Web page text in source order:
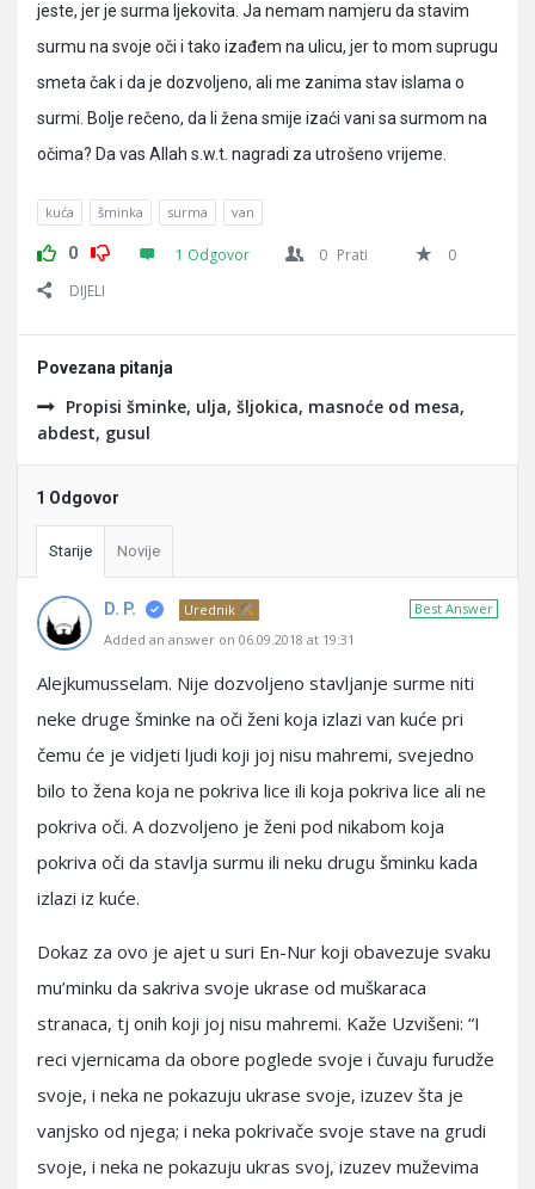
jeste, jer je surma ljekovita. Ja nemam namjeru da stavim
surmu na svoje oči i tako izađem na ulicu, jer to mom suprugu
smeta čak i da je dozvoljeno, ali me zanima stav islama o
surmi. Bolje rečeno, da li žena smije izaći vani sa surmom na
očima? Da vas Allah s.w.t. nagradi za utrošeno vrijeme.
kuća šminka surma van
0 1 Odgovor 0 Prati
0
DIJELI
Povezana pitanja
Propisi šminke, ulja, šljokica, masnoće od mesa,
abdest, gusul
1 Odgovor
Starije Novije
Best Answer
D. P.
Urednik
Added an answer on 06.09.2018 at 19:31
Alejkumusselam. Nije dozvoljeno stavljanje surme niti
neke druge šminke na oči ženi koja izlazi van kuće pri
čemu će je vidjeti ljudi koji joj nisu mahremi, svejedno
bilo to žena koja ne pokriva lice ili koja pokriva lice ali ne
pokriva oči. A dozvoljeno je ženi pod nikabom koja
pokriva oči da stavlja surmu ili neku drugu šminku kada
izlazi iz kuće.
Dokaz za ovo je ajet u suri En-Nur koji obavezuje svaku
mu’minku da sakriva svoje ukrase od muškaraca
stranaca, tj onih koji joj nisu mahremi. Kaže Uzvišeni: “I
reci vjernicama da obore poglede svoje i čuvaju furudže
svoje, i neka ne pokazuju ukrase svoje, izuzev šta je
vanjsko od njega; i neka pokrivače svoje stave na grudi
svoje, i neka ne pokazuju ukras svoj, izuzev muževima